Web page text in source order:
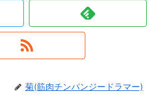
菊(筋肉チンパンジードラマー)